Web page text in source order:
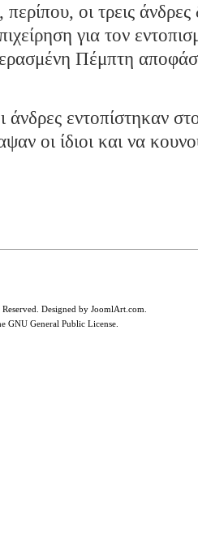
οι τρεις
για τον
Πέμπτη
εντοπίστηκαν
οι ίδιοι και να
Designed by JoomlArt.com
GNU General Public License.